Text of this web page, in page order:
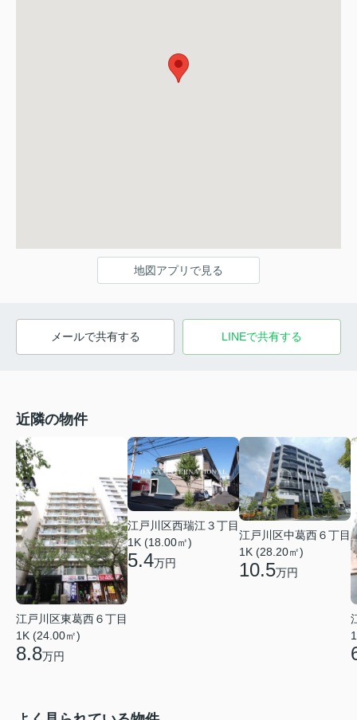
地図アプリで見る
メールで共有する LINEで共有する
近隣の物件
江戸川区東葛西６丁目
1K (24.00㎡)
8.8万円
江戸川区西瑞江３丁目
1K (18.00㎡)
5.4万円
江戸川区中葛西６丁目
1K (28.20㎡)
10.5万円